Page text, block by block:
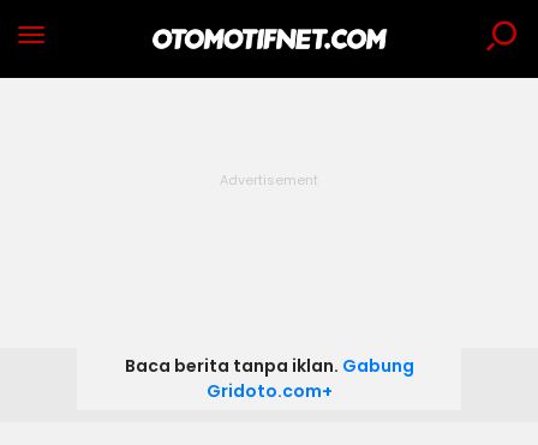
Baca berita tanpa iklan. Gabung
Gridoto.com+